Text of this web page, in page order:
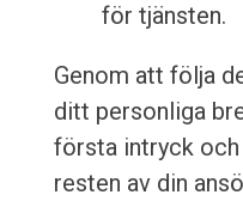
för tjänsten.
Genom att följa
ditt personliga
första intryck
resten av din